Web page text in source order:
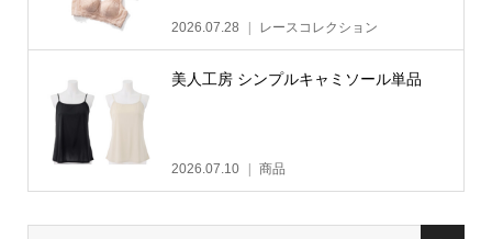
2026.07.28 レースコレクション
美人工房 シンプルキャミソール単品
2026.07.10 商品